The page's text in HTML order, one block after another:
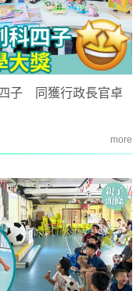
子 同獲行政長官卓
more